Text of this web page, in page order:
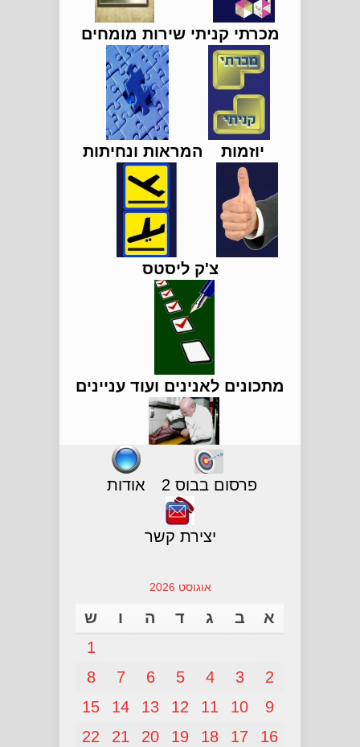
מכרתי קניתי שירות מומחים
יוזמות המראות ונחיתות
צ'ק ליסטס
מתכונים לאנינים ועוד עניינים
פרסום בבוס 2 אודות
יצירת קשר
אוגוסט 2026
א ב ג ד ה ו ש
1
2
3
4
5
6
7
8
9
10
11
12
13
14
15
16
17
18
19
20
21
22